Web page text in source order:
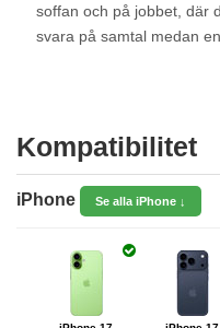
soffan och på jobbet, där
svara på samtal medan
Kompatibilitet
iPhone Se alla iPhone ↓